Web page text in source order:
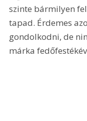
szinte bármilyen
tapad. Érdemes
gondolkodni, de
márka